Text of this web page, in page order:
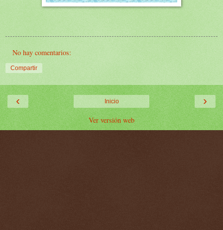
No hay comentarios:
Compartir
‹ ›
Inicio
Ver versión web